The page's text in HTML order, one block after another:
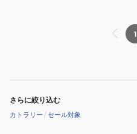
1
さらに絞り込む
カトラリー /セール対象